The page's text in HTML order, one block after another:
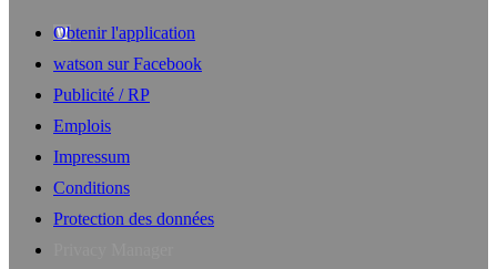
Obtenir l'application
watson sur Facebook
Publicité / RP
Emplois
Impressum
Conditions
Protection des données